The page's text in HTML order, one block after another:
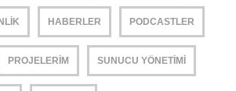
HABERLER PODCASTLER
PROJELERIM SUNUCU YÖNETIMI